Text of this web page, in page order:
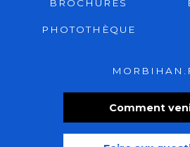
Comment
BROCHURES
PHOTOTHÈQUE